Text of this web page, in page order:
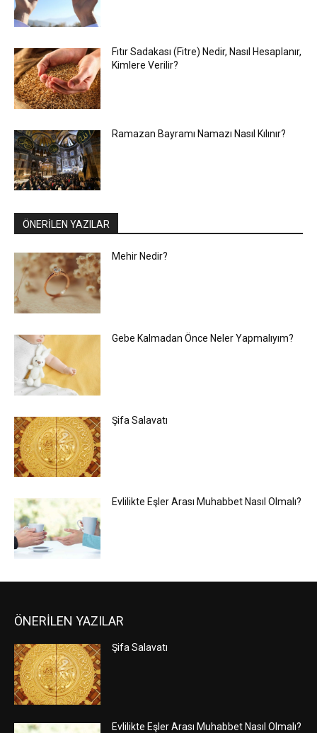
Fıtır Sadakası (Fitre) Nedir, Nasıl Hesaplanır,
Kimlere Verilir?
Ramazan Bayramı Namazı Nasıl Kılınır?
ÖNERİLEN YAZILAR
Mehir Nedir?
Gebe Kalmadan Önce Neler Yapmalıyım?
Şifa Salavatı
Evlilikte Eşler Arası Muhabbet Nasıl Olmalı?
ÖNERİLEN YAZILAR
Şifa Salavatı
Evlilikte Eşler Arası Muhabbet Nasıl Olmalı?